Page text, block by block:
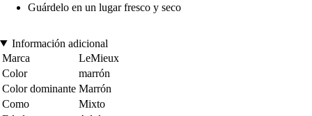
Guárdelo en un lugar fresco y seco
Información adicional
Marca
LeMieux
Color
marrón
Color dominante Marrón
Como
Mixto